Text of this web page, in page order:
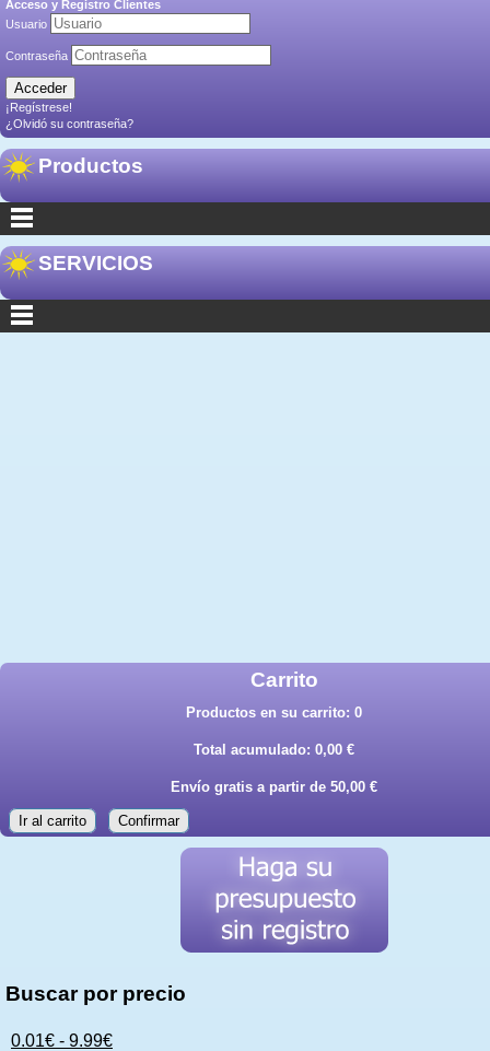
Acceso y Registro Clientes
Usuario
Contraseña
¡Regístrese!
¿Olvidó su contraseña?
Productos
SERVICIOS
Carrito
Productos en su carrito: 0
Total acumulado: 0,00 €
Envío gratis a partir de 50,00 €
Ir al carrito Confirmar
Buscar por precio
0.01€ - 9.99€